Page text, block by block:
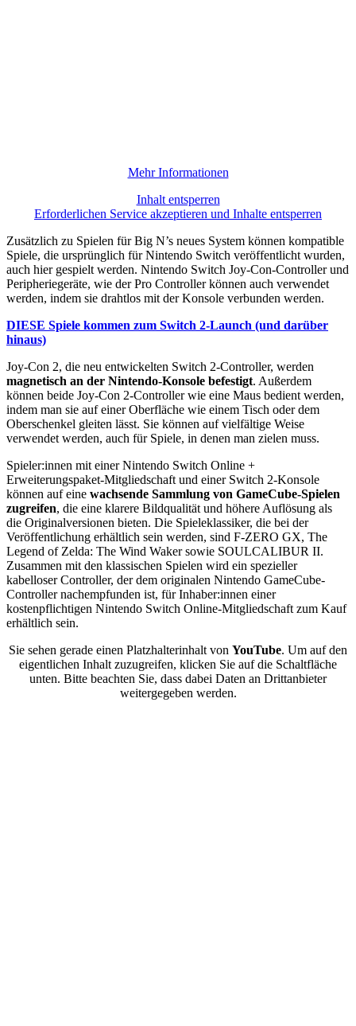
Mehr Informationen
Inhalt entsperren
Erforderlichen Service akzeptieren und Inhalte entsperren
Zusätzlich zu Spielen für Big N’s neues System können kompatible
Spiele, die ursprünglich für Nintendo Switch veröffentlicht wurden,
auch hier gespielt werden. Nintendo Switch Joy-Con-Controller und
Peripheriegeräte, wie der Pro Controller können auch verwendet
werden, indem sie drahtlos mit der Konsole verbunden werden.
DIESE Spiele kommen zum Switch 2-Launch (und darüber
hinaus)
Joy-Con 2, die neu entwickelten Switch 2-Controller, werden
magnetisch an der Nintendo-Konsole befestigt. Außerdem
können beide Joy-Con 2-Controller wie eine Maus bedient werden,
indem man sie auf einer Oberfläche wie einem Tisch oder dem
Oberschenkel gleiten lässt. Sie können auf vielfältige Weise
verwendet werden, auch für Spiele, in denen man zielen muss.
Spieler:innen mit einer Nintendo Switch Online +
Erweiterungspaket-Mitgliedschaft und einer Switch 2-Konsole
können auf eine wachsende Sammlung von GameCube-Spielen
zugreifen, die eine klarere Bildqualität und höhere Auflösung als
die Originalversionen bieten. Die Spieleklassiker, die bei der
Veröffentlichung erhältlich sein werden, sind F-ZERO GX, The
Legend of Zelda: The Wind Waker sowie SOULCALIBUR II.
Zusammen mit den klassischen Spielen wird ein spezieller
kabelloser Controller, der dem originalen Nintendo GameCube-
Controller nachempfunden ist, für Inhaber:innen einer
kostenpflichtigen Nintendo Switch Online-Mitgliedschaft zum Kauf
erhältlich sein.
Sie sehen gerade einen Platzhalterinhalt von YouTube. Um auf den
eigentlichen Inhalt zuzugreifen, klicken Sie auf die Schaltfläche
unten. Bitte beachten Sie, dass dabei Daten an Drittanbieter
weitergegeben werden.